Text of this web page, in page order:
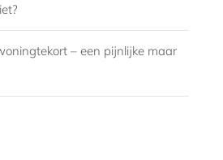
– een pijnlijke maar